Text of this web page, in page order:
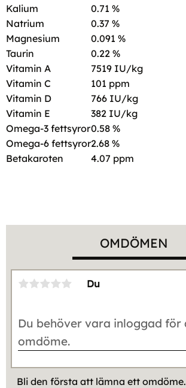
Kalium
0.71 %
Natrium
0.37 %
Magnesium
0.091 %
Taurin
0.22 %
Vitamin A
7519 IU/kg
Vitamin C
101 ppm
Vitamin D
766 IU/kg
Vitamin E
382 IU/kg
Omega-3 fettsyror0.58 %
Omega-6 fettsyror2.68 %
Betakaroten
4.07 ppm
OMDÖMEN
Du
Bli den första att lämna ett omdöme.